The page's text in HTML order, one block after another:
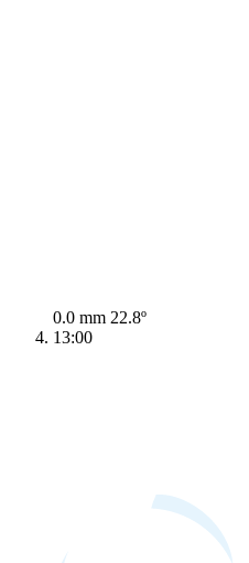
0.0 mm 22.8º
13:00